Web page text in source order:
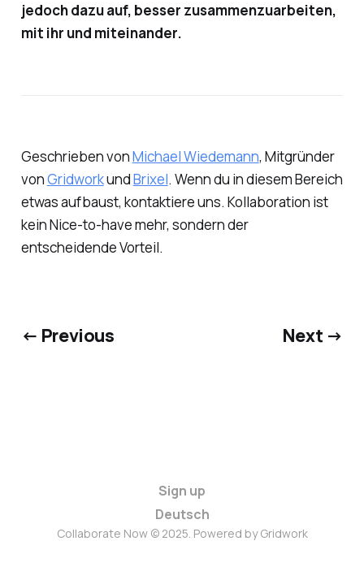
jedoch dazu auf, besser zusammenzuarbeiten,
mit ihr und miteinander.
Geschrieben vonMichael Wiedemann, Mitgründer
vonGridworkundBrixel. Wenn du in diesem Bereich
etwas aufbaust, kontaktiere uns. Kollaboration ist
kein Nice-to-have mehr, sondern der
entscheidende Vorteil.
← Previous Next →
Sign up
Deutsch
Collaborate Now © 2025. Powered by Gridwork